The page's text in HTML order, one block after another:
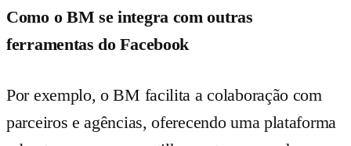
Como o BM se integra com outras
ferramentas do Facebook
Por exemplo, o BM facilita a colaboração com
parceiros e agências, oferecendo uma plataforma